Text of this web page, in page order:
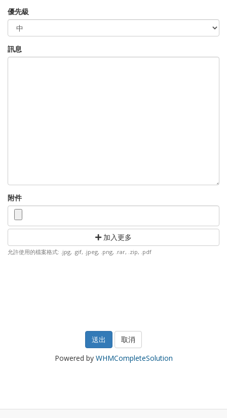
優先級
訊息
附件
加入更多
允許使用的檔案格式: .jpg, .gif, .jpeg, .png, .rar, .zip, .pdf
取消
Powered by WHMCompleteSolution